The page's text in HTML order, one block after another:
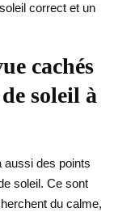
correct et un
cachés
soleil à
aussi des points
soleil. Ce sont
du calme,